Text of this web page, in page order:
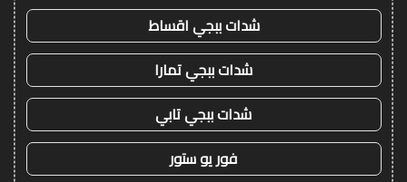
شدات ببجي اقساط
شدات ببجي تمارا
شدات ببجي تابي
فور يو ستور